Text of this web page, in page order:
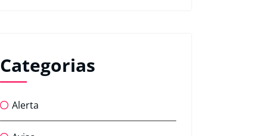
Categorias
Alerta